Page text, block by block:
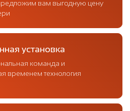
вам выгодную цену
установка
команда и
временем технология